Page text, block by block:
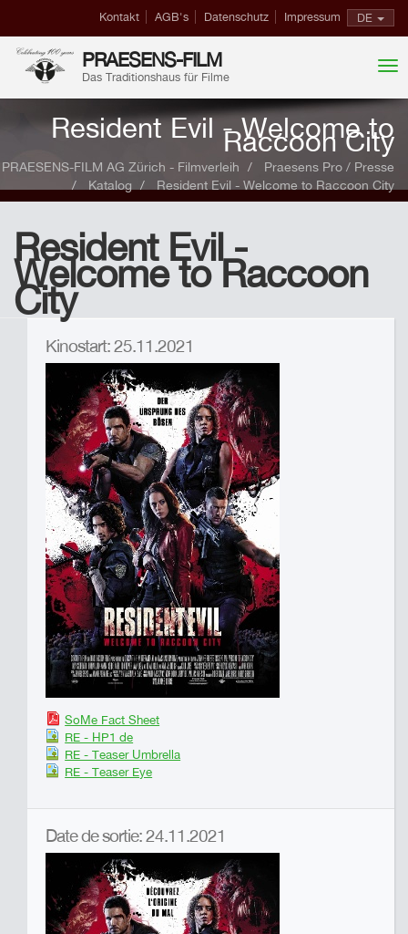
DE
Kontakt AGB's Datenschutz Impressum
PRAESENS-FILM
Das Traditionshaus für Filme
Resident Evil - Welcome to
Raccoon City
PRAESENS-FILM AG Zürich - Filmverleih
Praesens Pro / Presse
Katalog
Resident Evil - Welcome to Raccoon City
Resident Evil -
Welcome to Raccoon
City
Kinostart: 25.11.2021
SoMe Fact Sheet
RE - HP1 de
RE - Teaser Umbrella
RE - Teaser Eye
Date de sortie: 24.11.2021